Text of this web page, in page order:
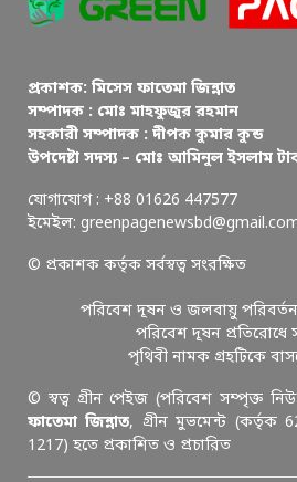
প্রকাশক: মিসেস ফাতেমা জিন্নাত
সম্পাদক : মোঃ মাহফুজুর রহমান
সহকারী সম্পাদক : দীপক কুমার কুন্ড
উপদেষ্টা সদস্য – মোঃ আমিনুল ইসলাম
যোগাযোগ : +88 01626 447577
ইমেইল:
© প্রকাশক কর্তৃক সর্বস্বত্ব সংরক্ষিত
পরিবেশ দূষন ও জলবায়ু
পরিবেশ দূষন প্রতিরোধে
পৃথিবী নামক গ্রহটিকে
© স্বত্ব গ্রীন পেইজ (পরিবেশ সম্পৃক্ত
ফাতেমা জিন্নাত, গ্রীন মুভমেন্ট (কর্তৃক
1217) হতে প্রকাশিত ও প্রচারিত